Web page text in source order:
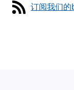
订阅我们